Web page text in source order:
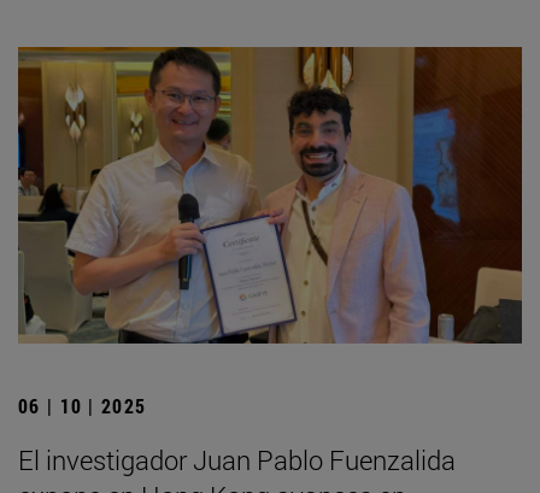
06 | 10 | 2025
El investigador Juan Pablo Fuenzalida